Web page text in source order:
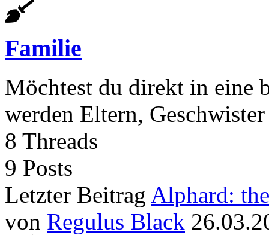
Familie
Möchtest du direkt in eine
werden Eltern,
8 Threads
9 Posts
Letzter Beitrag Alphard:
von Regulus Black